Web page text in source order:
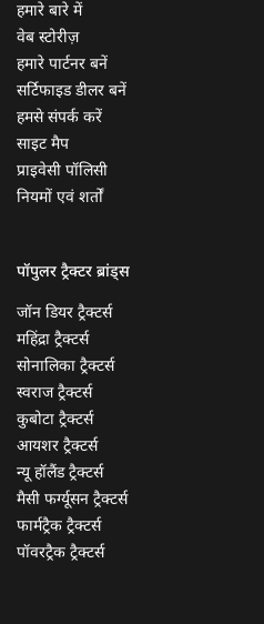
हमारे बारे में
वेब स्टोरीज़
हमारे पार्टनर बनें
सर्टिफाइड डीलर बनें
हमसे संपर्क करें
साइट मैप
प्राइवेसी पॉलिसी
नियमों एवं शर्तों
पॉपुलर ट्रैक्टर ब्रांड्स
जॉन डियर ट्रैक्टर्स
महिंद्रा ट्रैक्टर्स
सोनालिका ट्रैक्टर्स
स्वराज ट्रैक्टर्स
कुबोटा ट्रैक्टर्स
आयशर ट्रैक्टर्स
न्यू हॉलैंड ट्रैक्टर्स
मैसी फर्ग्यूसन ट्रैक्टर्स
फार्मट्रैक ट्रैक्टर्स
पॉवरट्रैक ट्रैक्टर्स